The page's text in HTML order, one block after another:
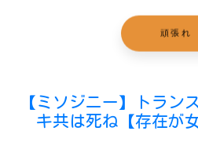
頑張れ
【ミソジニー】トラン
キ共は死ね【存在が